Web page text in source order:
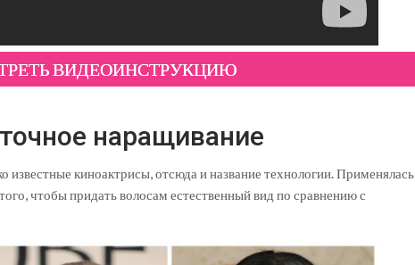
ВИДЕОИНСТРУКЦИЮ
наращивание
известные киноактрисы, отсюда и название технологии. Применялась
чтобы придать волосам естественный вид по сравнению с